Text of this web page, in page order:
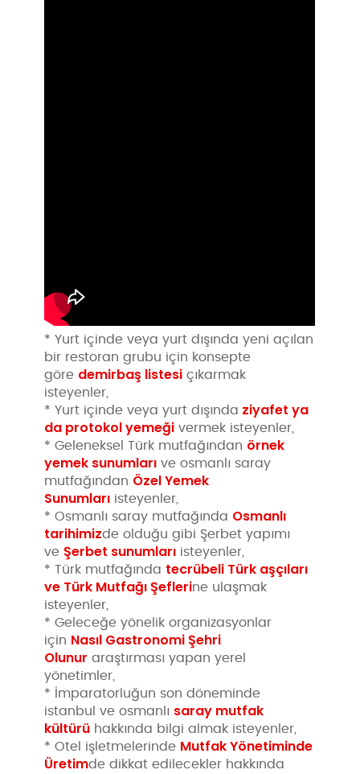
* Yurt içinde veya yurt dışında yeni açılan
bir restoran grubu için konsepte
göre demirbaş listesi çıkarmak
isteyenler,
* Yurt içinde veya yurt dışında ziyafet ya
da protokol yemeği vermek isteyenler,
* Geleneksel Türk mutfağından örnek
yemek sunumları ve osmanlı saray
mutfağından Özel Yemek
Sunumları isteyenler,
* Osmanlı saray mutfağında Osmanlı
tarihimizde olduğu gibi Şerbet yapımı
veŞerbet sunumları isteyenler,
* Türk mutfağında tecrübeli Türk aşçıları
ve Türk Mutfağı Şeflerine ulaşmak
isteyenler,
* Geleceğe yönelik organizasyonlar
için Nasıl Gastronomi Şehri
Olunur araştırması yapan yerel
yönetimler,
* İmparatorluğun son döneminde
istanbul ve osmanlı saray mutfak
kültürü hakkında bilgi almak isteyenler,
* Otel işletmelerinde Mutfak Yönetiminde
Üretimde dikkat edilecekler hakkında